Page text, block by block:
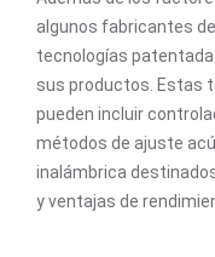
algunos fabricantes
tecnologías
sus productos. Estas
pueden incluir
métodos de ajuste
inalámbrica
y ventajas de